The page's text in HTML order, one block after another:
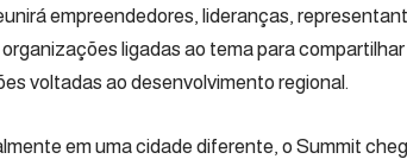
empreendedores, lideranças,
ligadas ao tema para
voltadas ao desenvolvimento regional.
em uma cidade diferente, o Summit